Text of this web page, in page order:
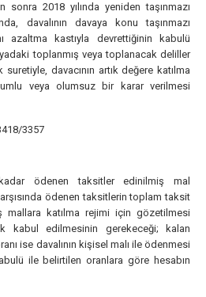
sonra 2018 yılında yeniden taşınmazı
davalının davaya konu taşınmazı
azaltma kastıyla devrettiğinin kabulü
toplanmış veya toplanacak deliller
davacının artık değere katılma
veya olumsuz bir karar verilmesi
3357
ödenen taksitler edinilmiş mal
ödenen taksitlerin toplam taksit
mallara katılma rejimi için gözetilmesi
kabul edilmesinin gerekeceği; kalan
ise davalının kişisel malı ile ödenmesi
ile belirtilen oranlara göre hesabın